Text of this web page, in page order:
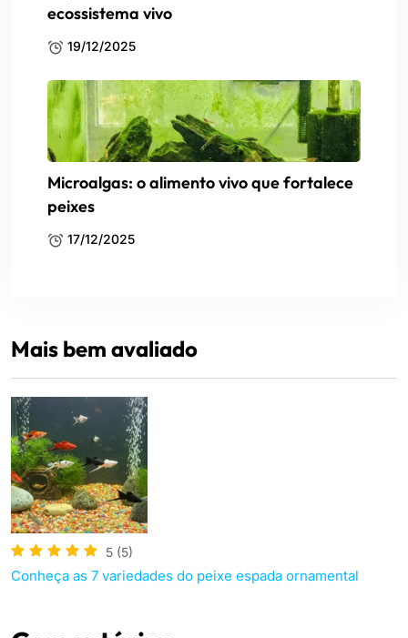
ecossistema vivo
19/12/2025
Microalgas: o alimento vivo que fortalece
peixes
17/12/2025
Mais bem avaliado
5 (5)
Conheça as 7 variedades do peixe espada ornamental